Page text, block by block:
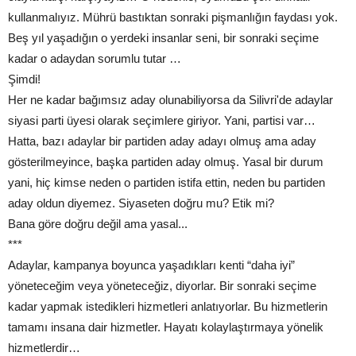
kullanmalıyız. Mührü bastıktan sonraki pişmanlığın faydası yok.
Beş yıl yaşadığın o yerdeki insanlar seni, bir sonraki seçime
kadar o adaydan sorumlu tutar …
Şimdi!
Her ne kadar bağımsız aday olunabiliyorsa da Silivri'de adaylar
siyasi parti üyesi olarak seçimlere giriyor. Yani, partisi var…
Hatta, bazı adaylar bir partiden aday adayı olmuş ama aday
gösterilmeyince, başka partiden aday olmuş. Yasal bir durum
yani, hiç kimse neden o partiden istifa ettin, neden bu partiden
aday oldun diyemez. Siyaseten doğru mu? Etik mi?
Bana göre doğru değil ama yasal...
***
Adaylar, kampanya boyunca yaşadıkları kenti “daha iyi”
yöneteceğim veya yöneteceğiz, diyorlar. Bir sonraki seçime
kadar yapmak istedikleri hizmetleri anlatıyorlar. Bu hizmetlerin
tamamı insana dair hizmetler. Hayatı kolaylaştırmaya yönelik
hizmetlerdir…